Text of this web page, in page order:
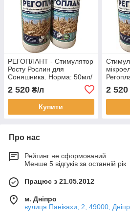
РЕГОПЛАНТ - Стимулятор
Росту Рослин для
Соняшника. Норма: 50мл/
2 520 ₴/л
Купити
росту
2 520
Про нас
Рейтинг не сформований
Менше 5 відгуків за останній рік
Працює з 21.05.2012
м. Дніпро
вулиця Панікахи, 2, 49000,